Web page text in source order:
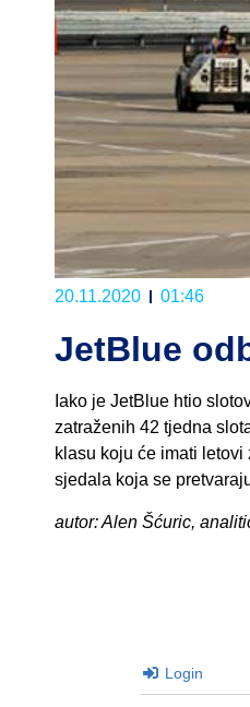
20.11.2020 01:46
JetBlue
Iako je JetBlue htio
zatraženih 42 tjedna
klasu koju će imati
sjedala koja se
autor: Alen Šćuric,
Login